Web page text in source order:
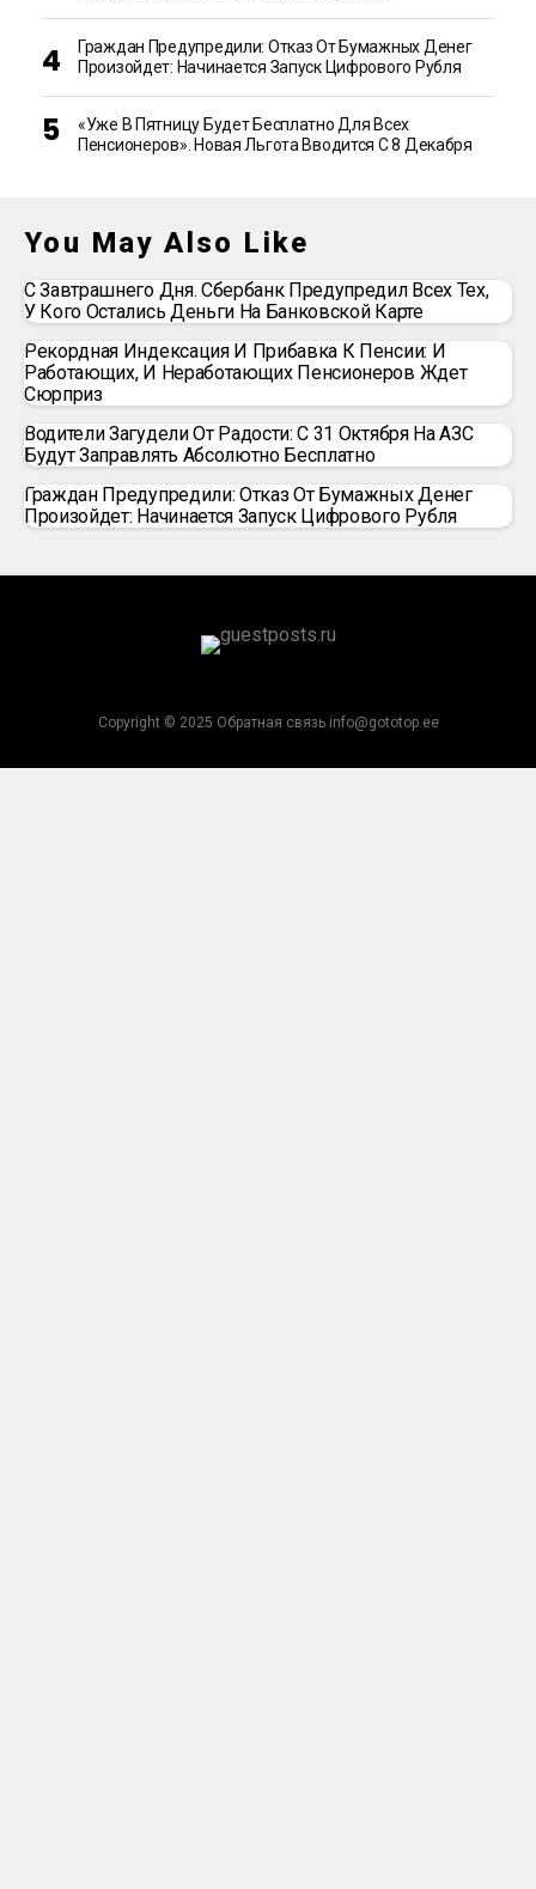
Граждан Предупредили: Отказ От Бумажных Денег
Произойдет: Начинается Запуск Цифрового Рубля
«Уже В Пятницу Будет Бесплатно Для Всех
Пенсионеров». Новая Льгота Вводится С 8 Декабря
You May Also Like
С Завтрашнего Дня. Сбербанк Предупредил Всех Тех,
У Кого Остались Деньги На Банковской Карте
Рекордная Индексация И Прибавка К Пенсии: И
Работающих, И Неработающих Пенсионеров Ждет
Сюрприз
Водители Загудели От Радости: С 31 Октября На АЗС
Будут Заправлять Абсолютно Бесплатно
Граждан Предупредили: Отказ От Бумажных Денег
Произойдет: Начинается Запуск Цифрового Рубля
Copyright © 2025 Обратная связь info@gototop.ee